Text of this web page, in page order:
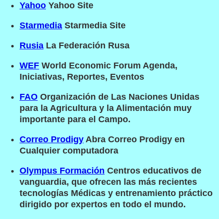
Yahoo Yahoo Site
Starmedia Starmedia Site
Rusia La Federación Rusa
WEF World Economic Forum Agenda,
Iniciativas, Reportes, Eventos
FAO Organización de Las Naciones Unidas
para la Agricultura y la Alimentación muy
importante para el Campo.
Correo Prodigy Abra Correo Prodigy en
Cualquier computadora
Olympus Formación Centros educativos de
vanguardia, que ofrecen las más recientes
tecnologías Médicas y entrenamiento práctico
dirigido por expertos en todo el mundo.